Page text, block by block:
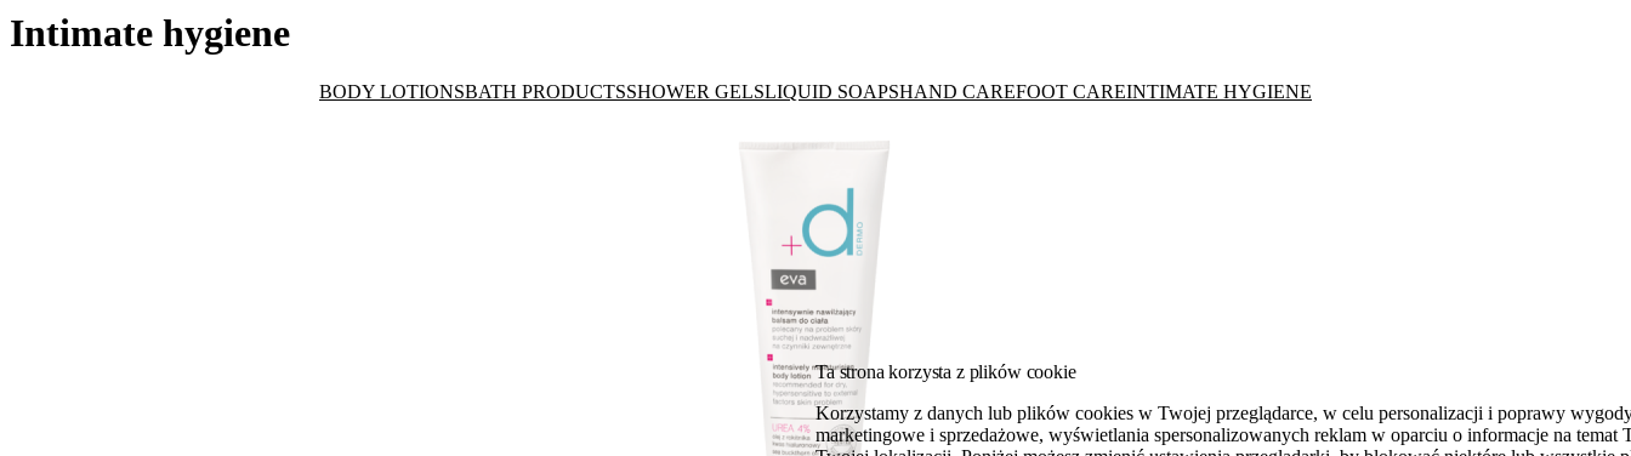
Intimate hygiene
BODY LOTIONSBATH PRODUCTSSHOWER GELSLIQUID SOAPSHAND CAREFOOT CAREINTIMATE HYGIENE
Ta strona korzysta z plików cookie
Korzystamy z danych lub plików cookies w Twojej przeglądarce, w celu personalizacji i poprawy
marketingowe i sprzedażowe, wyświetlania spersonalizowanych reklam w oparciu o informacje na